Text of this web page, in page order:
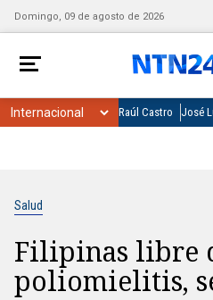
Domingo, 09 de agosto de 2026
Raúl Castro José
Salud
Filipinas libre
poliomielitis,